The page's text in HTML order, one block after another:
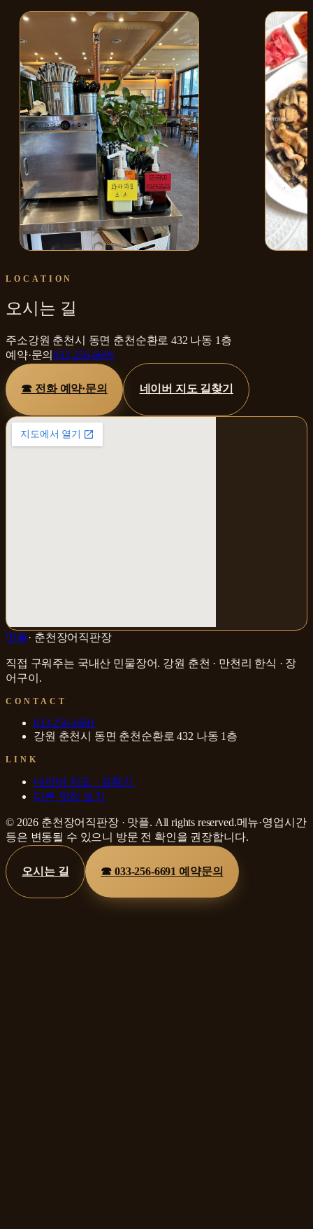
LOCATION
오시는 길
주소강원 춘천시 동면 춘천순환로 432 나동 1층
예약·문의033-256-6691
☎ 전화 예약·문의 네이버 지도 길찾기
맛플· 춘천장어직판장
직접 구워주는 국내산 민물장어. 강원 춘천 · 만천리 한식 · 장
어구이 .
CONTACT
033-256-6691
강원 춘천시 동면 춘천순환로 432 나동 1층
LINK
네이버 지도 · 길찾기
다른 맛집 보기
© 2026 춘천장어직판장· 맛플. All rights reserved.메뉴·영업시간
등은 변동될 수 있으니 방문 전 확인을 권장합니다.
오시는 길 ☎033-256-6691 예약문의